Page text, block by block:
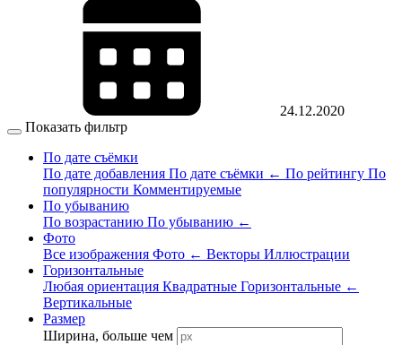
24.12.2020
Показать фильтр
По дате съёмки
По дате добавления По дате съёмки ← По рейтингу По
популярности Комментируемые
По убыванию
По возрастанию По убыванию ←
Фото
Все изображения Фото ← Векторы Иллюстрации
Горизонтальные
Любая ориентация Квадратные Горизонтальные ←
Вертикальные
Размер
Ширина, больше чем